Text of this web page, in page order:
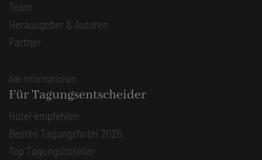
Team
Herausgeber & Autoren
Partner
Alle Informationen
Für Tagungsentscheider
Hotel empfehlen
Bestes Tagungshotel 2026
Top Tagungshotelier